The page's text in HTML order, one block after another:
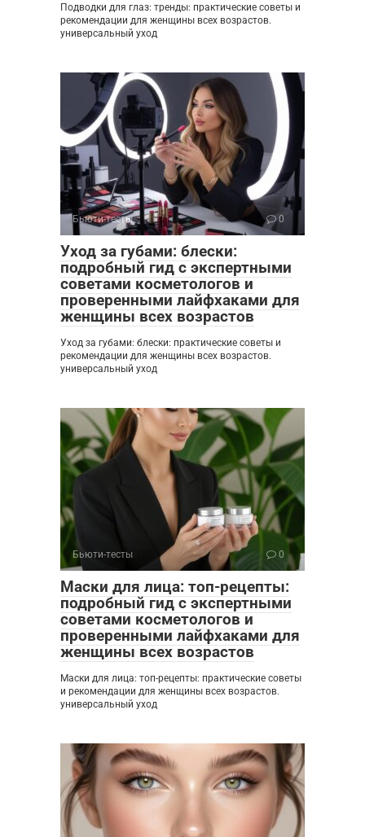
Подводки для глаз: тренды: практические советы и
рекомендации для женщины всех возрастов.
универсальный уход
Бьюти-тесты 0
Уход за губами: блески:
подробный гид с экспертными
советами косметологов и
проверенными лайфхаками для
женщины всех возрастов
Уход за губами: блески: практические советы и
рекомендации для женщины всех возрастов.
универсальный уход
Бьюти-тесты 0
Маски для лица: топ-рецепты:
подробный гид с экспертными
советами косметологов и
проверенными лайфхаками для
женщины всех возрастов
Маски для лица: топ-рецепты: практические советы
и рекомендации для женщины всех возрастов.
универсальный уход